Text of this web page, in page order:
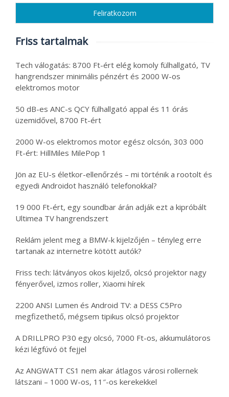
Friss tartalmak
Tech válogatás: 8700 Ft-ért elég komoly fülhallgató, TV
hangrendszer minimális pénzért és 2000 W-os
elektromos motor
50 dB-es ANC-s QCY fülhallgató appal és 11 órás
üzemidővel, 8700 Ft-ért
2000 W-os elektromos motor egész olcsón, 303 000
Ft-ért: HillMiles MilePop 1
Jön az EU-s életkor-ellenőrzés – mi történik a rootolt és
egyedi Androidot használó telefonokkal?
19 000 Ft-ért, egy soundbar árán adják ezt a kipróbált
Ultimea TV hangrendszert
Reklám jelent meg a BMW-k kijelzőjén – tényleg erre
tartanak az internetre kötött autók?
Friss tech: látványos okos kijelző, olcsó projektor nagy
fényerővel, izmos roller, Xiaomi hírek
2200 ANSI Lumen és Android TV: a DESS C5Pro
megfizethető, mégsem tipikus olcsó projektor
A DRILLPRO P30 egy olcsó, 7000 Ft-os, akkumulátoros
kézi légfúvó öt fejjel
Az ANGWATT CS1 nem akar átlagos városi rollernek
látszani – 1000 W-os, 11″-os kerekekkel